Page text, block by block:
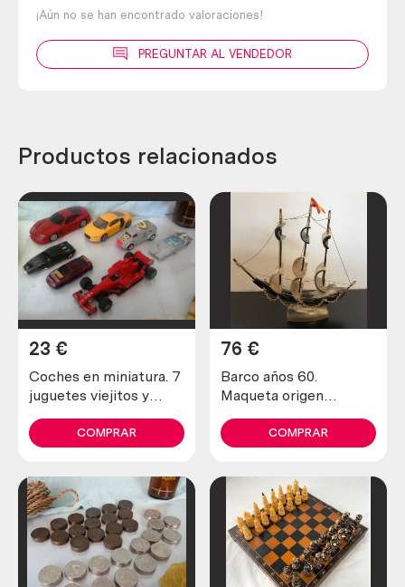
¡Aún no se han encontrado valoraciones!
PREGUNTAR AL VENDEDOR
Productos relacionados
Coches en miniatura. 7
juguetes viejitos y
23 €
COMPRAR
Barco años 60.
Maqueta origen
hueso. Magníficos
detalles. Muy pesado.
76 €
COMPRAR